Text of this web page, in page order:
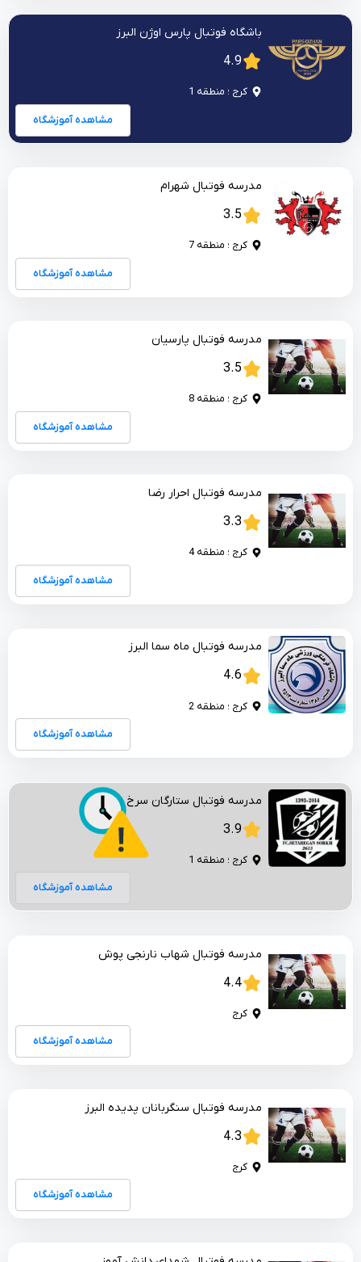
باشگاه فوتبال پارس اوژن البرز
4.9
کرج ؛ منطقه 1
مشاهده آموزشگاه
مدرسه فوتبال شهرام
3.5
کرج ؛ منطقه 7
مشاهده آموزشگاه
مدرسه فوتبال پارسیان
3.5
کرج ؛ منطقه 8
مشاهده آموزشگاه
مدرسه فوتبال احرار رضا
3.3
کرج ؛ منطقه 4
مشاهده آموزشگاه
مدرسه فوتبال ماه سما البرز
4.6
کرج ؛ منطقه 2
مشاهده آموزشگاه
مدرسه فوتبال ستارگان سرخ ماندگار
3.9
کرج ؛ منطقه 1
مشاهده آموزشگاه
مدرسه فوتبال شهاب نارنجی پوش
4.4
کرج
مشاهده آموزشگاه
مدرسه فوتبال سنگربانان پدیده البرز
4.3
کرج
مشاهده آموزشگاه